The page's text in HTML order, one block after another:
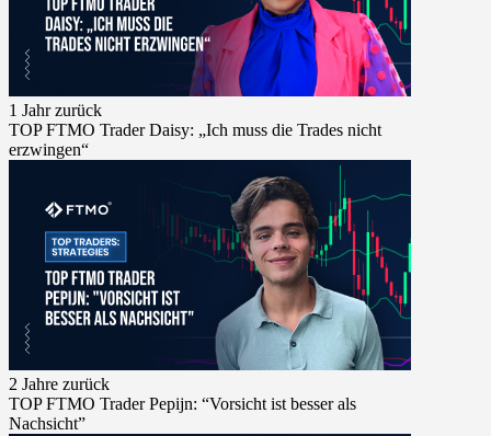
1 Jahr zurück
TOP FTMO Trader Daisy: „Ich muss die Trades nicht
erzwingen“
2 Jahre zurück
TOP FTMO Trader Pepijn: “Vorsicht ist besser als
Nachsicht”